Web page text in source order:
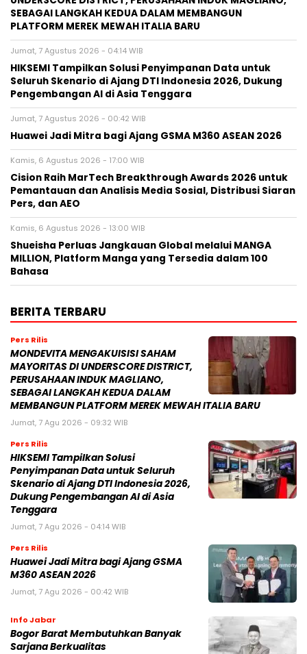
SEBAGAI LANGKAH KEDUA DALAM MEMBANGUN
PLATFORM MEREK MEWAH ITALIA BARU
Jumat, 7 Agustus 2026 - 04:14 WIB
HIKSEMI Tampilkan Solusi Penyimpanan Data untuk
Seluruh Skenario di Ajang DTI Indonesia 2026, Dukung
Pengembangan AI di Asia Tenggara
Jumat, 7 Agustus 2026 - 00:42 WIB
Huawei Jadi Mitra bagi Ajang GSMA M360 ASEAN 2026
Kamis, 6 Agustus 2026 - 17:00 WIB
Cision Raih MarTech Breakthrough Awards 2026 untuk
Pemantauan dan Analisis Media Sosial, Distribusi Siaran
Pers, dan AEO
Kamis, 6 Agustus 2026 - 13:00 WIB
Shueisha Perluas Jangkauan Global melalui MANGA
MILLION, Platform Manga yang Tersedia dalam 100
Bahasa
BERITA TERBARU
Pers Rilis
MONDEVITA MENGAKUISISI SAHAM
MAYORITAS DI UNDERSCORE DISTRICT,
PERUSAHAAN INDUK MAGLIANO,
SEBAGAI LANGKAH KEDUA DALAM
MEMBANGUN PLATFORM MEREK MEWAH ITALIA BARU
Jumat, 7 Agu 2026 - 09:32 WIB
Pers Rilis
HIKSEMI Tampilkan Solusi
Penyimpanan Data untuk Seluruh
Skenario di Ajang DTI Indonesia 2026,
Dukung Pengembangan AI di Asia
Tenggara
Jumat, 7 Agu 2026 - 04:14 WIB
Pers Rilis
Huawei Jadi Mitra bagi Ajang GSMA
M360 ASEAN 2026
Jumat, 7 Agu 2026 - 00:42 WIB
Info Jabar
Bogor Barat Membutuhkan Banyak
Sarjana Berkualitas